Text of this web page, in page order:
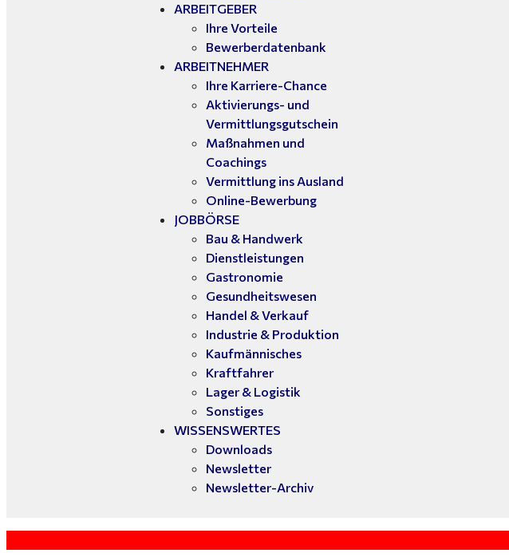
ARBEITGEBER
Ihre Vorteile
Bewerberdatenbank
ARBEITNEHMER
Ihre Karriere-Chance
Aktivierungs- und
Vermittlungsgutschein
Maßnahmen und
Coachings
Vermittlung ins Ausland
Online-Bewerbung
JOBBÖRSE
Bau & Handwerk
Dienstleistungen
Gastronomie
Gesundheitswesen
Handel & Verkauf
Industrie & Produktion
Kaufmännisches
Kraftfahrer
Lager & Logistik
Sonstiges
WISSENSWERTES
Downloads
Newsletter
Newsletter-Archiv